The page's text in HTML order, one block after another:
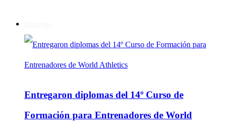
Entregaron diplomas del 14º Curso de
Formación para Entrenadores de World